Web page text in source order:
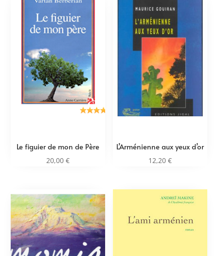
Le figuier de mon de Père
20,00€
L’Arménienne aux yeux d’or
12,20 €